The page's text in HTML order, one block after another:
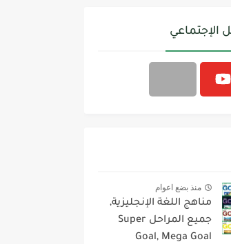
الإجتماعي
منذ بضع اعوام
مناهج اللغة الإنجليزية,
جميع المراحل Super
Goal, Mega Goal